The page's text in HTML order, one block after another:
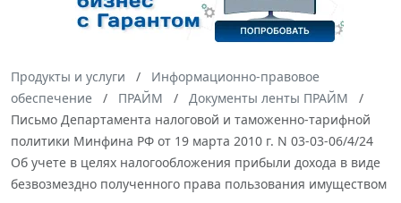
Продукты и услуги
Информационно-правовое
обеспечение
ПРАЙМ
Документы ленты ПРАЙМ
Письмо Департамента налоговой и таможенно-тарифной
политики Минфина РФ от 19 марта 2010 г. N 03-03-06/4/24
Об учете в целях налогообложения прибыли дохода в виде
безвозмездно полученного права пользования имуществом